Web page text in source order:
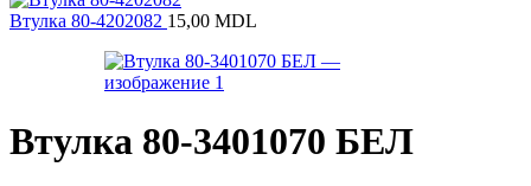
Втулка 80-4202082 15,00 MDL
Втулка 80-3401070 БЕЛ